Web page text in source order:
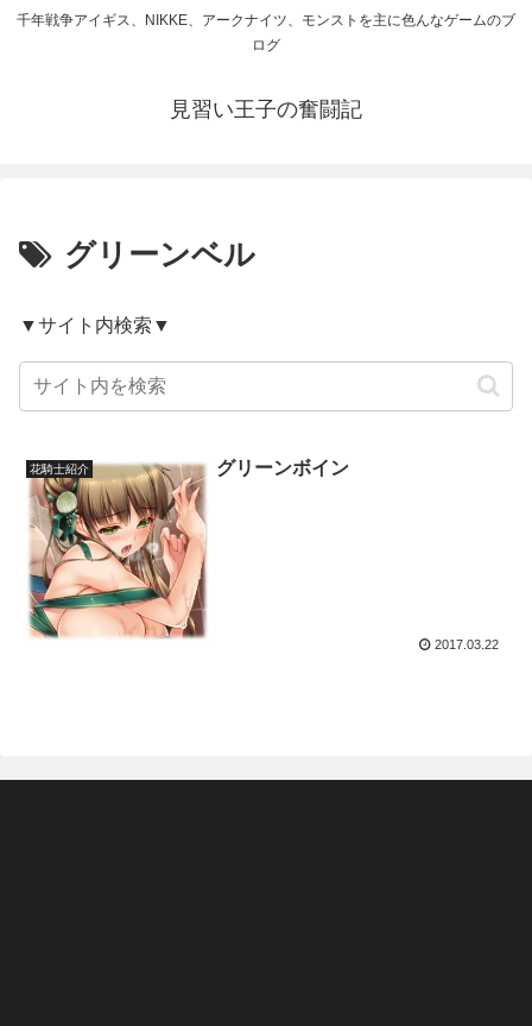
千年戦争アイギス、NIKKE、アークナイツ、モンストを主に色んなゲームのブ
ログ
見習い王子の奮闘記
グリーンベル
▼サイト内検索▼
花騎士紹介 グリーンボイン
2017.03.22